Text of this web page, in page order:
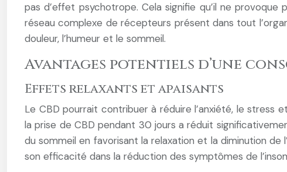
pas d’effet psychotrope. Cela signifie qu’il ne
réseau complexe de récepteurs présent dans tout
douleur, l’humeur et le sommeil.
Avantages potentiels d’une
Effets relaxants et apaisants
Le CBD pourrait contribuer à réduire l’anxiété, le stress
la prise de CBD pendant 30 jours a réduit
du sommeil en favorisant la relaxation et la diminution
son efficacité dans la réduction des symptômes de